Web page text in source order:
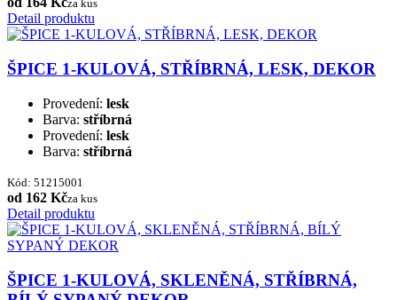
za kus
Detail produktu
ŠPICE 1-KULOVÁ, STŘÍBRNÁ, LESK, DEKOR
Provedení: lesk
Barva: stříbrná
Provedení: lesk
Barva: stříbrná
Kód: 51215001
od 162 Kčza kus
Detail produktu
ŠPICE 1-KULOVÁ, SKLENĚNÁ, STŘÍBRNÁ,